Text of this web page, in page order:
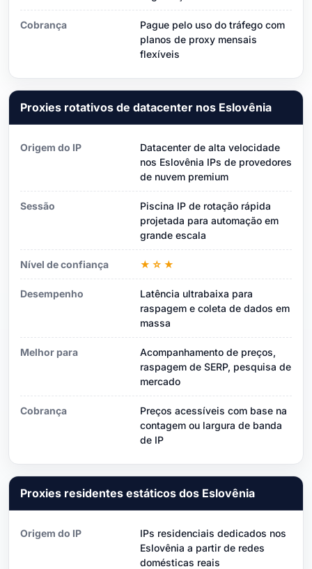
Cobrança
Pague pelo uso do tráfego com
planos de proxy mensais
flexíveis
Proxies rotativos de datacenter nos Eslovênia
Origem do IP
Datacenter de alta velocidade
nos Eslovênia IPs de provedores
de nuvem premium
Sessão
Piscina IP de rotação rápida
projetada para automação em
grande escala
Nível de confiança ★☆★
Desempenho
Latência ultrabaixa para
raspagem e coleta de dados em
massa
Melhor para
Acompanhamento de preços,
raspagem de SERP, pesquisa de
mercado
Cobrança
Preços acessíveis com base na
contagem ou largura de banda
de IP
Proxies residentes estáticos dos Eslovênia
Origem do IP
IPs residenciais dedicados nos
Eslovênia a partir de redes
domésticas reais